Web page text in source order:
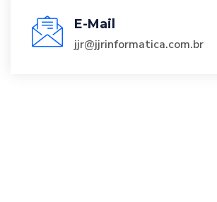
E-Mail
jjr@jjrinformatica.com.br